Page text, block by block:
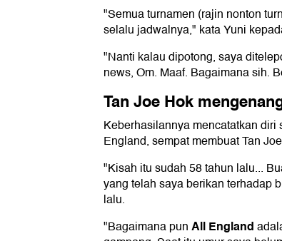
"Semua turnamen (rajin nonton
selalu jadwalnya," kata Yuni
"Nanti kalau dipotong, saya
news, Om. Maaf. Bagaimana sih.
Tan Joe Hok
Keberhasilannya mencatatkan
England, sempat membuat Tan
"Kisah itu sudah 58 tahun lalu...
yang telah saya berikan terhadap
lalu.
"Bagaimana punAll England